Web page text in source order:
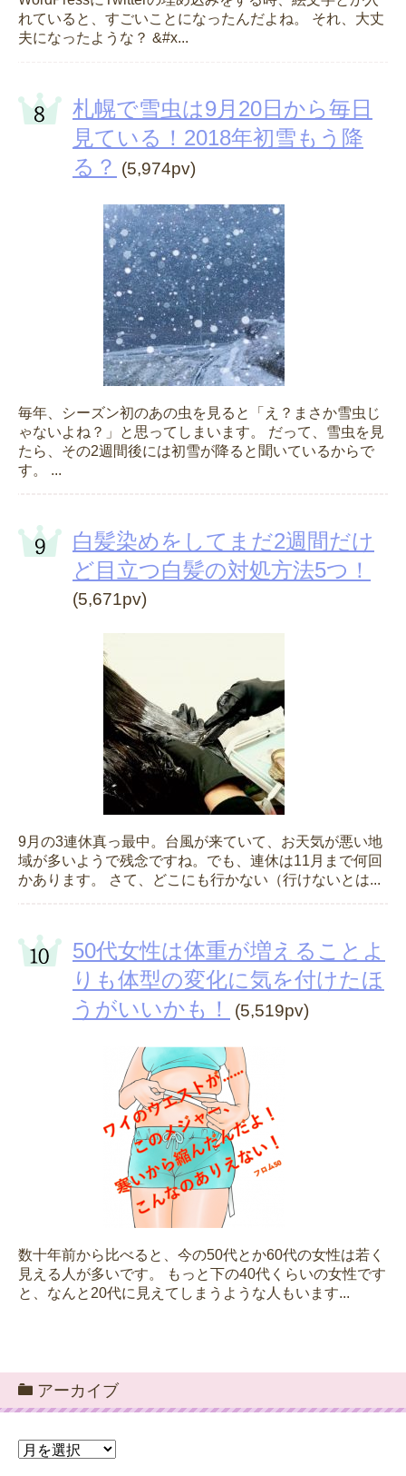
れていると、すごいことになったんだよね。 それ、大丈
夫になったような？ &#x...
札幌で雪虫は9月20日から毎日
見ている！2018年初雪もう降
る？ (5,974pv)
毎年、シーズン初のあの虫を見ると「え？まさか雪虫じ
ゃないよね？」と思ってしまいます。 だって、雪虫を見
たら、その2週間後には初雪が降ると聞いているからで
す。 ...
白髪染めをしてまだ2週間だけ
ど目立つ白髪の対処方法5つ！
(5,671pv)
9月の3連休真っ最中。台風が来ていて、お天気が悪い地
域が多いようで残念ですね。でも、連休は11月まで何回
かあります。 さて、どこにも行かない（行けないとは...
50代女性は体重が増えることよ
りも体型の変化に気を付けたほ
うがいいかも！
(5,519pv)
数十年前から比べると、今の50代とか60代の女性は若く
見える人が多いです。 もっと下の40代くらいの女性です
と、なんと20代に見えてしまうような人もいます...
アーカイブ
ア